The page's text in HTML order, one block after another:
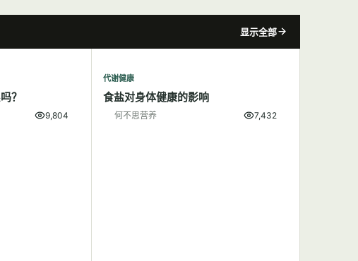
显示全部
？
9,804
代谢健康
食盐对身体健康的影响
何不思营养 7,432